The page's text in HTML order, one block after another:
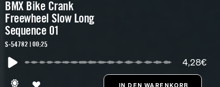
BMX Bike Crank
Freewheel Slow Long
Sequence 01
S-54782 | 00:25
4,28€